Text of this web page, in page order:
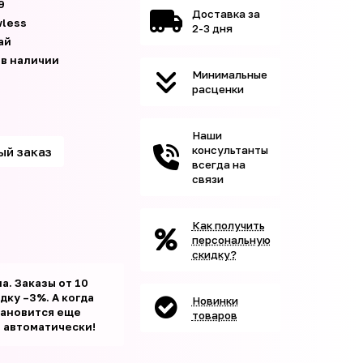
наличии
заказ
Заказы от 10
–3%. А когда
еще
автоматически!
Доставка за
2-3 дня
Минимальные
расценки
Наши
консультанты
всегда на
связи
Как получить
персональную
скидку?
Новинки
товаров